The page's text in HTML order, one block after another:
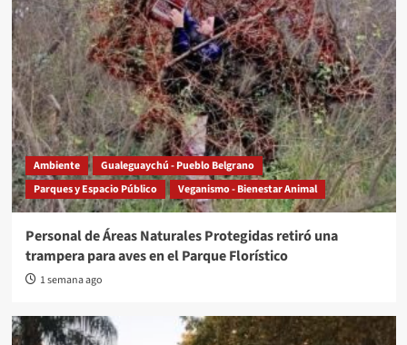
Ambiente
Gualeguaychú - Pueblo Belgrano
Parques y Espacio Público
Veganismo - Bienestar Animal
Personal de Áreas Naturales Protegidas retiró una
trampera para aves en el Parque Florístico
1 semana ago